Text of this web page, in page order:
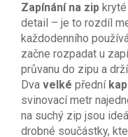
Zapínání na zip
detail – je to rozdíl
každodenního
začne rozpadat u
průvanu do zipu a
Dva velké přední
svinovací metr
na suchý zip jsou
drobné součástky,